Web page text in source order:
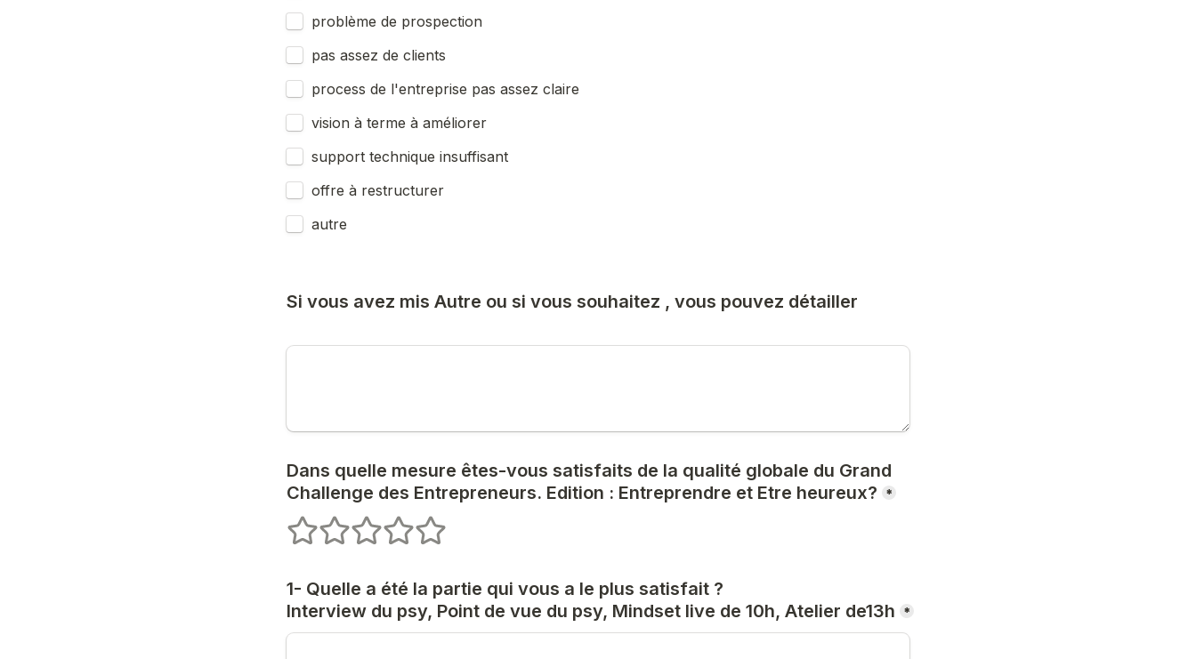
problème de prospection
pas assez de clients
process de l'entreprise pas assez claire
vision à terme à améliorer
support technique insuffisant
offre à restructurer
autre
Si vous avez mis Autre ou si vous souhaitez , vous pouvez détailler
Dans quelle mesure êtes-vous satisfaits de la qualité globale du Grand
Challenge des Entrepreneurs. Edition : Entreprendre et Etre heureux?
*
1 étoiles2 étoiles3 étoiles4 étoiles5 étoiles
1- Quelle a été la partie qui vous a le plus satisfait ?
Interview du psy, Point de vue du psy, Mindset live de 10h, Atelier de13h
*